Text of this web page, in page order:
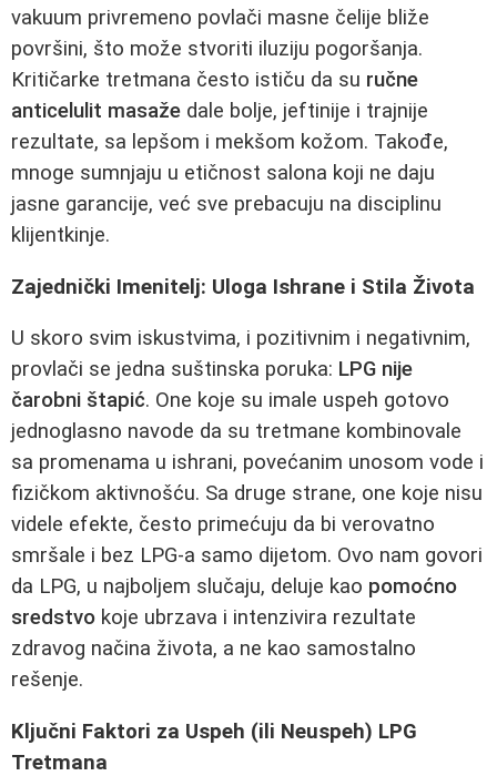
vakuum privremeno povlači masne čelije bliže
površini, što može stvoriti iluziju pogoršanja.
Kritičarke tretmana često ističu da su ručne
anticelulit masaže dale bolje, jeftinije i trajnije
rezultate, sa lepšom i mekšom kožom. Takođe,
mnoge sumnjaju u etičnost salona koji ne daju
jasne garancije, već sve prebacuju na disciplinu
klijentkinje.
Zajednički Imenitelj: Uloga Ishrane i Stila Života
U skoro svim iskustvima, i pozitivnim i negativnim,
provlači se jedna suštinska poruka: LPG nije
čarobni štapić. One koje su imale uspeh gotovo
jednoglasno navode da su tretmane kombinovale
sa promenama u ishrani, povećanim unosom vode i
fizičkom aktivnošću. Sa druge strane, one koje nisu
videle efekte, često primećuju da bi verovatno
smršale i bez LPG-a samo dijetom. Ovo nam govori
da LPG, u najboljem slučaju, deluje kao pomoćno
sredstvo koje ubrzava i intenzivira rezultate
zdravog načina života, a ne kao samostalno
rešenje.
Ključni Faktori za Uspeh (ili Neuspeh) LPG
Tretmana